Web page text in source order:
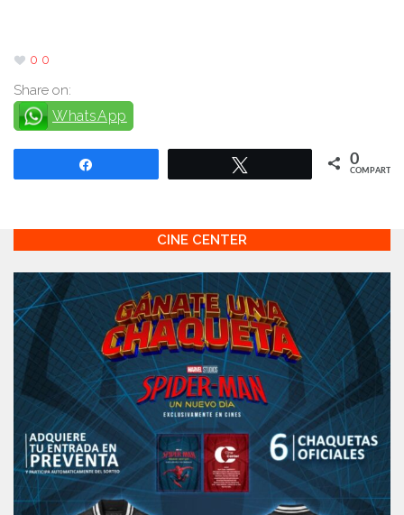
0 0
Share on:
WhatsApp
0
COMPARTIR
CINE CENTER